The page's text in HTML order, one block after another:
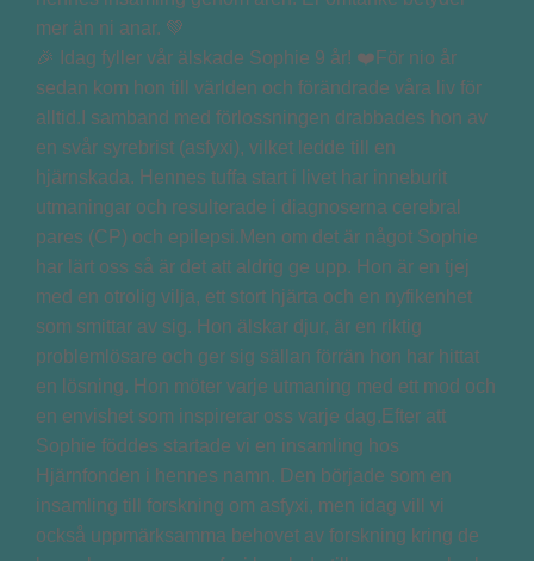
🎉 Idag fyller vår älskade Sophie 9 år! ❤️För nio år
sedan kom hon till världen och förändrade våra liv för
alltid.I samband med förlossningen drabbades hon av
en svår syrebrist (asfyxi), vilket ledde till en
hjärnskada. Hennes tuffa start i livet har inneburit
utmaningar och resulterade i diagnoserna cerebral
pares (CP) och epilepsi.Men om det är något Sophie
har lärt oss så är det att aldrig ge upp. Hon är en tjej
med en otrolig vilja, ett stort hjärta och en nyfikenhet
som smittar av sig. Hon älskar djur, är en riktig
problemlösare och ger sig sällan förrän hon har hittat
en lösning. Hon möter varje utmaning med ett mod och
en envishet som inspirerar oss varje dag.Efter att
Sophie föddes startade vi en insamling hos
Hjärnfonden i hennes namn. Den började som en
insamling till forskning om asfyxi, men idag vill vi
också uppmärksamma behovet av forskning kring de